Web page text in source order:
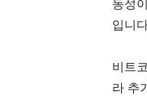
동성
입니
비트
라 추